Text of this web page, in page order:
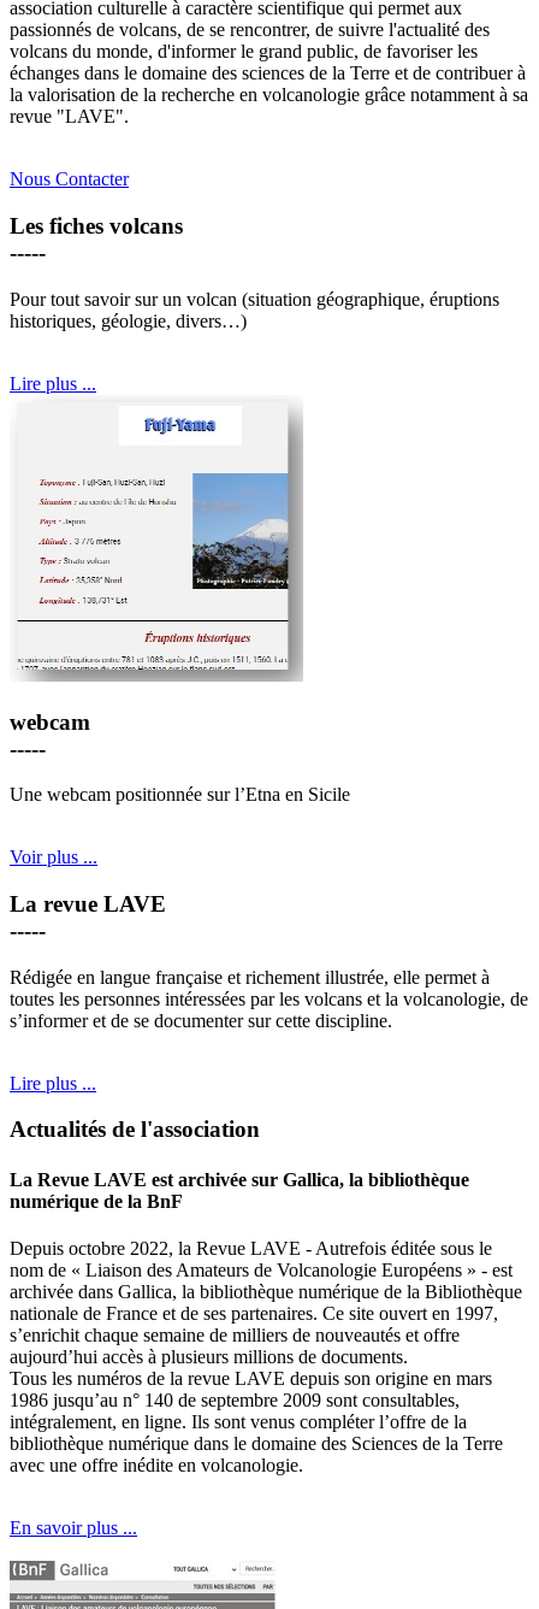
association culturelle à caractère scientifique qui permet aux
passionnés de volcans, de se rencontrer, de suivre l'actualité des
volcans du monde, d'informer le grand public, de favoriser les
échanges dans le domaine des sciences de la Terre et de contribuer à
la valorisation de la recherche en volcanologie grâce notamment à sa
revue "LAVE".
Nous Contacter
Les fiches volcans
-----
Pour tout savoir sur un volcan (situation géographique, éruptions
historiques, géologie, divers…)
Lire plus ...
webcam
-----
Une webcam positionnée sur l’Etna en Sicile
Voir plus ...
La revue LAVE
-----
Rédigée en langue française et richement illustrée, elle permet à
toutes les personnes intéressées par les volcans et la volcanologie, de
s’informer et de se documenter sur cette discipline.
Lire plus ...
Actualités de l'association
La Revue LAVE est archivée sur Gallica, la bibliothèque
numérique de la BnF
Depuis octobre 2022, la Revue LAVE - Autrefois éditée sous le
nom de « Liaison des Amateurs de Volcanologie Européens » - est
archivée dans Gallica, la bibliothèque numérique de la Bibliothèque
nationale de France et de ses partenaires. Ce site ouvert en 1997,
s’enrichit chaque semaine de milliers de nouveautés et offre
aujourd’hui accès à plusieurs millions de documents.
Tous les numéros de la revue LAVE depuis son origine en mars
1986 jusqu’au n° 140 de septembre 2009 sont consultables,
intégralement, en ligne. Ils sont venus compléter l’offre de la
bibliothèque numérique dans le domaine des Sciences de la Terre
avec une offre inédite en volcanologie.
En savoir plus ...